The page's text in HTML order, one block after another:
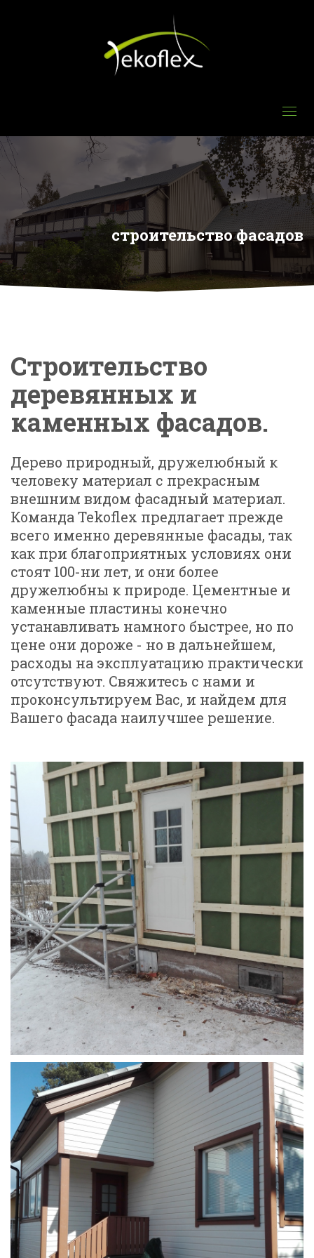
строительство фасадов
Строительство
деревянных и
каменных фасадов.
Дерево природный, дружелюбный к
человеку материал с прекрасным
внешним видом фасадный материал.
Команда Tekoflex предлагает прежде
всего именно деревянные фасады, так
как при благоприятных условиях они
стоят 100-ни лет, и они более
дружелюбны к природе. Цементные и
каменные пластины конечно
устанавливать намного быстрее, но по
цене они дороже - но в дальнейшем,
расходы на эксплуатацию практически
отсутствуют. Свяжитесь с нами и
проконсультируем Вас, и найдем для
Вашего фасада наилучшее решение.